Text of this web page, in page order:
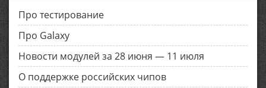
Про тестирование
Про Galaxy
Новости модулей за 28 июня — 11 июля
О поддержке российских чипов